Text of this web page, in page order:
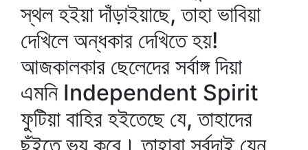
স্থল হইয়া দাঁড়াইয়াছে, তাহা ভাবিয়া
দেখিলে অন্ধকার দেখিতে হয়!
আজকালকার ছেলেদের সর্বাঙ্গ দিয়া
এমনি Independent Spirit
ফুটিয়া বাহির হইতেছে যে, তাহাদের